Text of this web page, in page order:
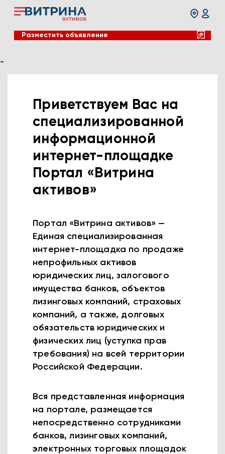
Разместить объявление
-
Приветствуем Вас на
специализированной
информационной
интернет-площадке
Портал «Витрина
активов»
Портал «Витрина активов» —
Единая специализированная
интернет-площадка по продаже
непрофильных активов
юридических лиц, залогового
имущества банков, объектов
лизинговых компаний, страховых
компаний, а также, долговых
обязательств юридических и
физических лиц (уступка прав
требования) на всей территории
Российской Федерации.
Вся представленная информация
на портале, размещается
непосредственно сотрудниками
банков, лизинговых компаний,
электронных торговых площадок